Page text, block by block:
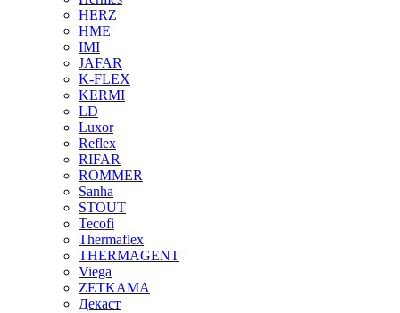
HERZ
HME
IMI
JAFAR
K-FLEX
KERMI
LD
Luxor
Reflex
RIFAR
ROMMER
Sanha
STOUT
Tecofi
Thermaflex
THERMAGENT
Viega
ZETKAMA
Декаст